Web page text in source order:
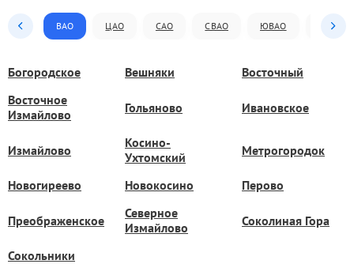
ВАО ЦАО САО СВАО ЮВАО ЮАО
Богородское Вешняки
Восточный
Восточное
Измайлово
Гольяново Ивановское
Измайлово
Косино-
Ухтомский
Метрогородок
Новогиреево Новокосино Перово
Преображенское
Северное
Измайлово
Соколиная Гора
Сокольники